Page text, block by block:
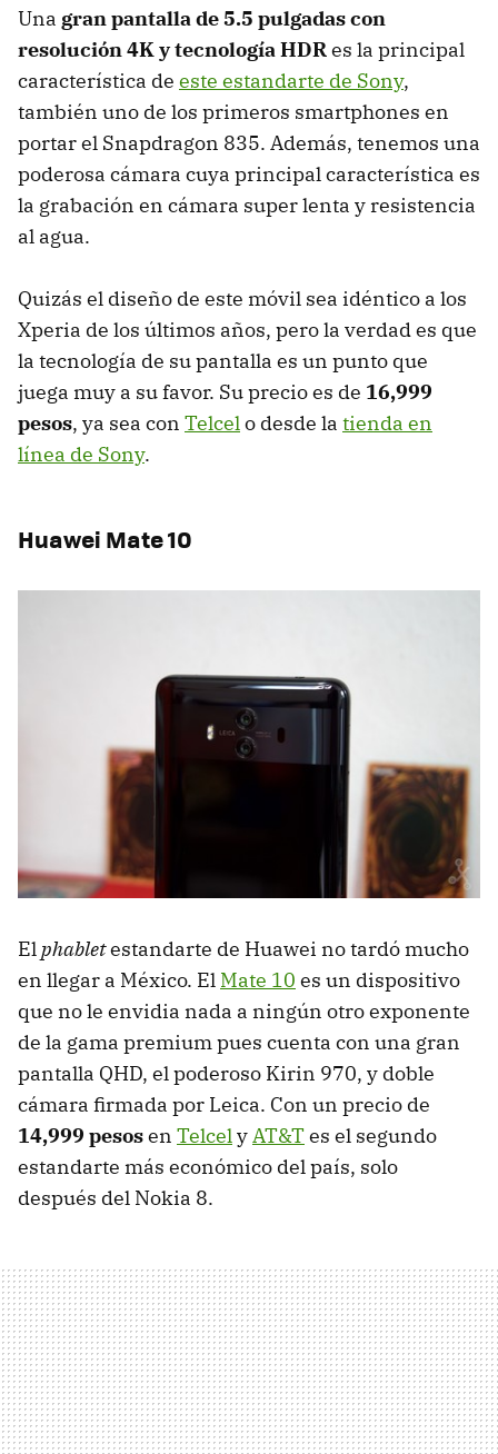
Una gran pantalla de 5.5 pulgadas con
resolución 4K y tecnología HDRes la principal
característica de este estandarte de Sony,
también uno de los primeros smartphones en
portar el Snapdragon 835. Además, tenemos una
poderosa cámara cuya principal característica es
la grabación en cámara super lenta y resistencia
al agua.
Quizás el diseño de este móvil sea idéntico a los
Xperia de los últimos años, pero la verdad es que
la tecnología de su pantalla es un punto que
juega muy a su favor. Su precio es de 16,999
pesos, ya sea con Telcelo desde la tienda en
línea de Sony.
Huawei Mate 10
El phabletestandarte de Huawei no tardó mucho
en llegar a México. El Mate 10 es un dispositivo
que no le envidia nada a ningún otro exponente
de la gama premium pues cuenta con una gran
pantalla QHD, el poderoso Kirin 970, y doble
cámara firmada por Leica. Con un precio de
14,999 pesosen Telcel y AT&Tes el segundo
estandarte más económico del país, solo
después del Nokia 8.